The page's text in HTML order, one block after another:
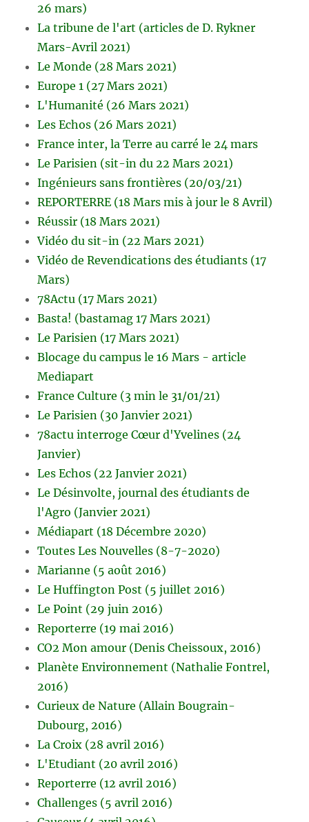
26 mars)
La tribune de l'art (articles de D. Rykner
Mars-Avril 2021)
Le Monde (28 Mars 2021)
Europe 1 (27 Mars 2021)
L'Humanité (26 Mars 2021)
Les Echos (26 Mars 2021)
France inter, la Terre au carré le 24 mars
Le Parisien (sit-in du 22 Mars 2021)
Ingénieurs sans frontières (20/03/21)
REPORTERRE (18 Mars mis à jour le 8 Avril)
Réussir (18 Mars 2021)
Vidéo du sit-in (22 Mars 2021)
Vidéo de Revendications des étudiants (17
Mars)
78Actu (17 Mars 2021)
Basta! (bastamag 17 Mars 2021)
Le Parisien (17 Mars 2021)
Blocage du campus le 16 Mars - article
Mediapart
France Culture (3 min le 31/01/21)
Le Parisien (30 Janvier 2021)
78actu interroge Cœur d'Yvelines (24
Janvier)
Les Echos (22 Janvier 2021)
Le Désinvolte, journal des étudiants de
l'Agro (Janvier 2021)
Médiapart (18 Décembre 2020)
Toutes Les Nouvelles (8-7-2020)
Marianne (5 août 2016)
Le Huffington Post (5 juillet 2016)
Le Point (29 juin 2016)
Reporterre (19 mai 2016)
CO2 Mon amour (Denis Cheissoux, 2016)
Planète Environnement (Nathalie Fontrel,
2016)
Curieux de Nature (Allain Bougrain-
Dubourg, 2016)
La Croix (28 avril 2016)
L'Etudiant (20 avril 2016)
Reporterre (12 avril 2016)
Challenges (5 avril 2016)